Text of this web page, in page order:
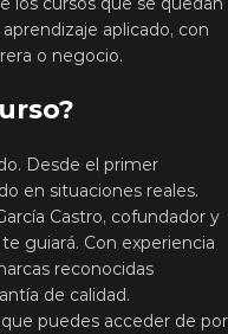
aplicado, con
o negocio.
Desde el primer
en situaciones reales.
Castro, cofundador y
guiará. Con experiencia
reconocidas
de calidad.
puedes acceder de por